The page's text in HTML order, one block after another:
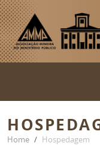
Home Hospedagem